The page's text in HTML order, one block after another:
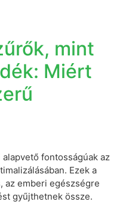
mint
Miért
fontosságúak az
Ezek a
az emberi egészségre
gyűjthetnek össze.